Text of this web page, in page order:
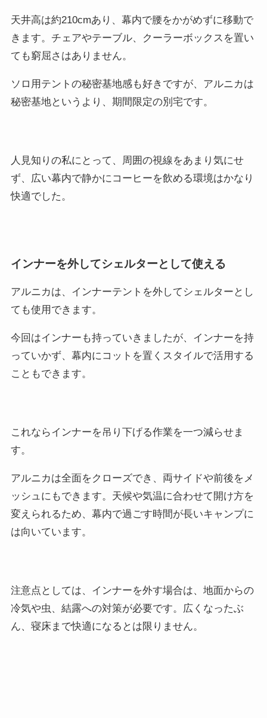
天井高は約210cmあり、幕内で腰をかがめずに移動で
きます。チェアやテーブル、クーラーボックスを置い
ても窮屈さはありません。
ソロ用テントの秘密基地感も好きですが、アルニカは
秘密基地というより、期間限定の別宅です。
人見知りの私にとって、周囲の視線をあまり気にせ
ず、広い幕内で静かにコーヒーを飲める環境はかなり
快適でした。
インナーを外してシェルターとして使える
アルニカは、インナーテントを外してシェルターとし
ても使用できます。
今回はインナーも持っていきましたが、インナーを持
っていかず、幕内にコットを置くスタイルで活用する
こともできます。
これならインナーを吊り下げる作業を一つ減らせま
す。
アルニカは全面をクローズでき、両サイドや前後をメ
ッシュにもできます。天候や気温に合わせて開け方を
変えられるため、幕内で過ごす時間が長いキャンプに
は向いています。
注意点としては、インナーを外す場合は、地面からの
冷気や虫、結露への対策が必要です。広くなったぶ
ん、寝床まで快適になるとは限りません。